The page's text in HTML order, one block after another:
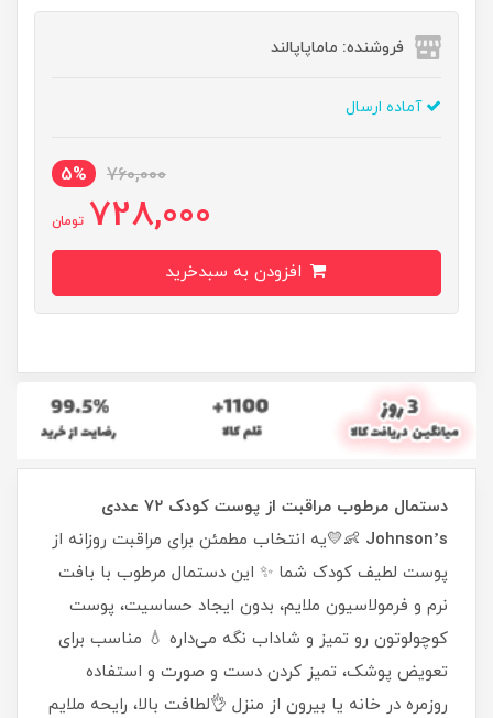
فروشنده: ماماپاپالند
آماده ارسال
760,000
5%
728,000 تومان
دستمال مرطوب مراقبت از پوست کودک ۷۲ عددی
Johnson’s 👶💛یه انتخاب مطمئن برای مراقبت روزانه از
پوست لطیف کودک شما ✨ این دستمال مرطوب با بافت
نرم و فرمولاسیون ملایم، بدون ایجاد حساسیت، پوست
کوچولوتون رو تمیز و شاداب نگه می‌داره 💧 مناسب برای
تعویض پوشک، تمیز کردن دست و صورت و استفاده
روزمره در خانه یا بیرون از منزل 👌لطافت بالا، رایحه ملایم